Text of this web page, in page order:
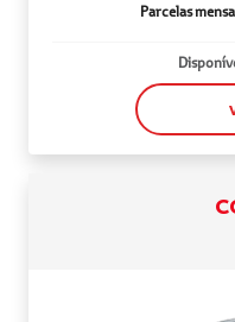
Parcelas